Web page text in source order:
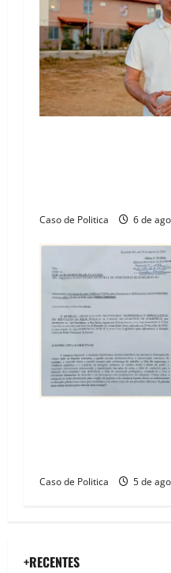
Caso de Politica 6 de
Caso de Politica 5 de
+RECENTES